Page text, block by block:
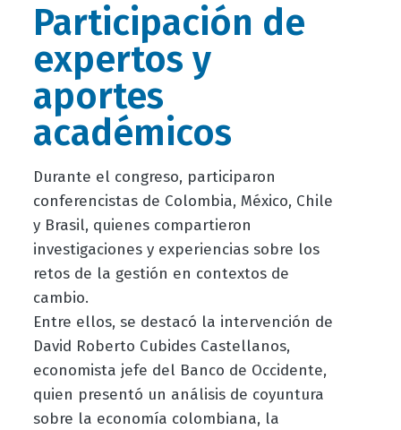
Participación de
expertos y
aportes
académicos
Durante el congreso, participaron
conferencistas de Colombia, México, Chile
y Brasil, quienes compartieron
investigaciones y experiencias sobre los
retos de la gestión en contextos de
cambio.
Entre ellos, se destacó la intervención de
David Roberto Cubides Castellanos,
economista jefe del Banco de Occidente,
quien presentó un análisis de coyuntura
sobre la economía colombiana, la